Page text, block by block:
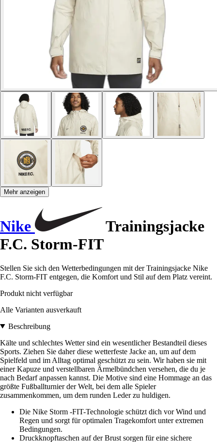
Mehr anzeigen
Nike
Trainingsjacke
F.C. Storm-FIT
Stellen Sie sich den Wetterbedingungen mit der Trainingsjacke Nike
F.C. Storm-FIT entgegen, die Komfort und Stil auf dem Platz vereint.
Produkt nicht verfügbar
Alle Varianten ausverkauft
Beschreibung
Kälte und schlechtes Wetter sind ein wesentlicher Bestandteil dieses
Sports. Ziehen Sie daher diese wetterfeste Jacke an, um auf dem
Spielfeld und im Alltag optimal geschützt zu sein. Wir haben sie mit
einer Kapuze und verstellbaren Ärmelbündchen versehen, die du je
nach Bedarf anpassen kannst. Die Motive sind eine Hommage an das
größte Fußballturnier der Welt, bei dem alle Spieler
zusammenkommen, um dem runden Leder zu huldigen.
Die Nike Storm -FIT-Technologie schützt dich vor Wind und
Regen und sorgt für optimalen Tragekomfort unter extremen
Bedingungen.
Druckknopftaschen auf der Brust sorgen für eine sichere